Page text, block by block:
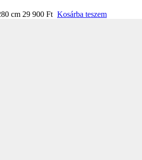
cm 29 900 Ft Kosárba teszem